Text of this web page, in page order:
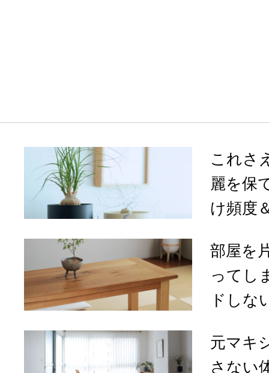
これさ
麗を保
け頻度
部屋を
ってし
ドしな
元マキ
さない